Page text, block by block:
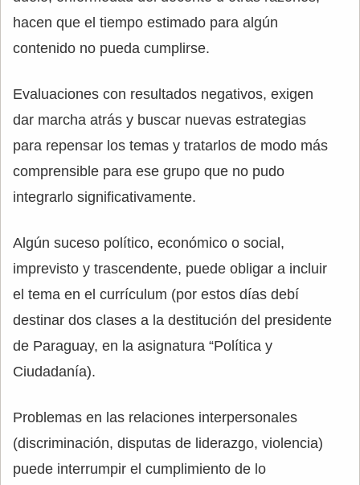
hacen que el tiempo estimado para algún
contenido no pueda cumplirse.
Evaluaciones con resultados negativos, exigen
dar marcha atrás y buscar nuevas estrategias
para repensar los temas y tratarlos de modo más
comprensible para ese grupo que no pudo
integrarlo significativamente.
Algún suceso político, económico o social,
imprevisto y trascendente, puede obligar a incluir
el tema en el currículum (por estos días debí
destinar dos clases a la destitución del presidente
de Paraguay, en la asignatura “Política y
Ciudadanía).
Problemas en las relaciones interpersonales
(discriminación, disputas de liderazgo, violencia)
puede interrumpir el cumplimiento de lo